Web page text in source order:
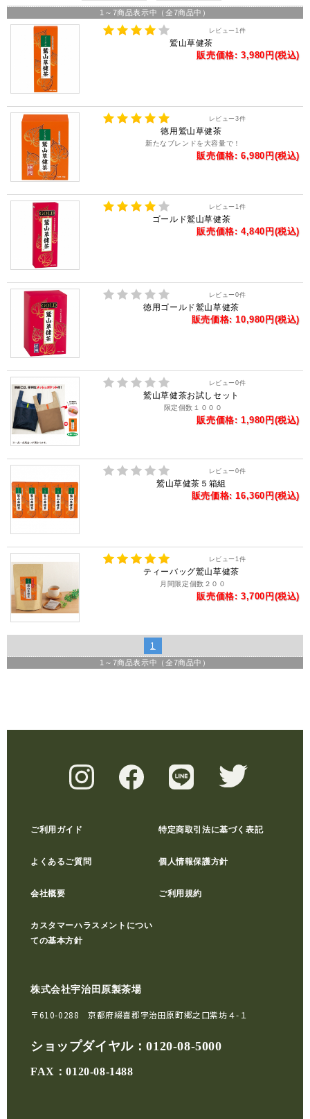
1 ～ 7商品表示中（全7商品中）
レビュー 1 件
鷲山草健茶
販売価格: 3,980円(税込)
レビュー3件
徳用鷲山草健茶
新たなブレンドを大容量で！
販売価格: 6,980円(税込)
レビュー 1 件
ゴールド鷲山草健茶
販売価格: 4,840円(税込)
レビュー0件
徳用ゴールド鷲山草健茶
販売価格: 10,980円(税込)
レビュー0件
鷲山草健茶お試しセット
限定個数１０００
販売価格: 1,980円(税込)
レビュー0件
鷲山草健茶５箱組
販売価格: 16,360円(税込)
レビュー 1 件
ティーバッグ鷲山草健茶
月間限定個数２００
販売価格: 3,700円(税込)
1
1 ～ 7商品表示中（全7商品中）
ご利用ガイド 特定商取引法に基づく表記
よくあるご質問 個人情報保護方針
会社概要 ご利用規約
カスタマーハラスメントについ
ての基本方針
株式会社宇治田原製茶場
〒610-0288 京都府綴喜郡宇治田原町郷之口紫坊４-１
ショップダイヤル：0120-08-5000
FAX：0120-08-1488